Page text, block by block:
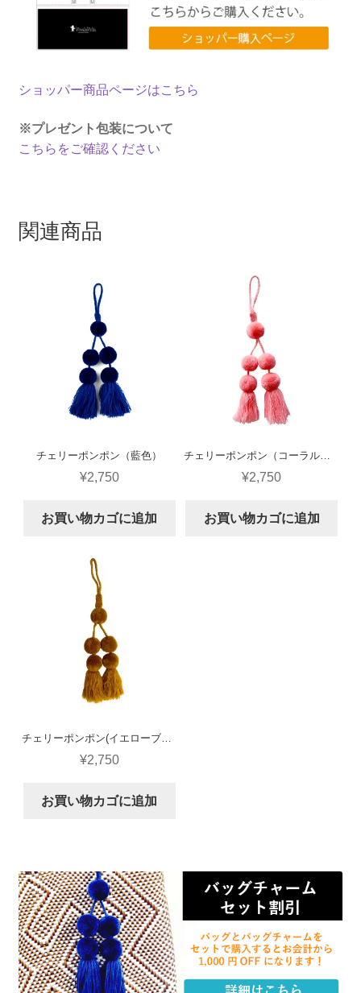
ショッパー商品ページはこちら
※プレゼント包装について
こちらをご確認ください
関連商品
チェリーポンポン（藍色）
¥2,750
お買い物カゴに追加
チェリーポンポン（コーラルピンク）
¥2,750
お買い物カゴに追加
チェリーポンポン(イエローブラウン)
¥2,750
お買い物カゴに追加